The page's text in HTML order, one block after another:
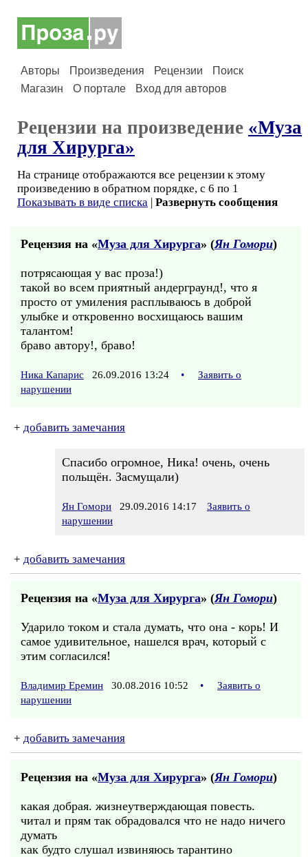
Авторы Произведения Рецензии
Поиск
Магазин
О портале Вход для авторов
Рецензии на произведение «Муза
для Хирурга»
На странице отображаются все рецензии к этому
произведению в обратном порядке, с 6 по 1
Показывать в виде списка | Развернуть сообщения
Рецензия на «Муза для Хирурга» (Ян Гомори)
потрясающая у вас проза!)
такой во всем приятный андерграунд!, что я
просто от умиления расплываюсь в доброй
улыбке и откровенно восхищаюсь вашим
талантом!
браво автору!, браво!
Ника Капарис 26.09.2016 13:24 •
Заявить о
нарушении
+ добавить замечания
Спасибо огромное, Ника! очень, очень
польщён. Засмущали)
Ян Гомори 29.09.2016 14:17
Заявить о
нарушении
+ добавить замечания
Рецензия на «Муза для Хирурга» (Ян Гомори)
Ударило током и стала думать, что она - корь! И
самое удивительное, нашелся врач, который с
этим согласился!
Владимир Еремин 30.08.2016 10:52 •
Заявить о
нарушении
+ добавить замечания
Рецензия на «Муза для Хирурга» (Ян Гомори)
какая добрая. жизнеутверждающая повесть.
читал и прям так обрадовался что не надо ничего
думать
как будто слушал извиняюсь тарантино